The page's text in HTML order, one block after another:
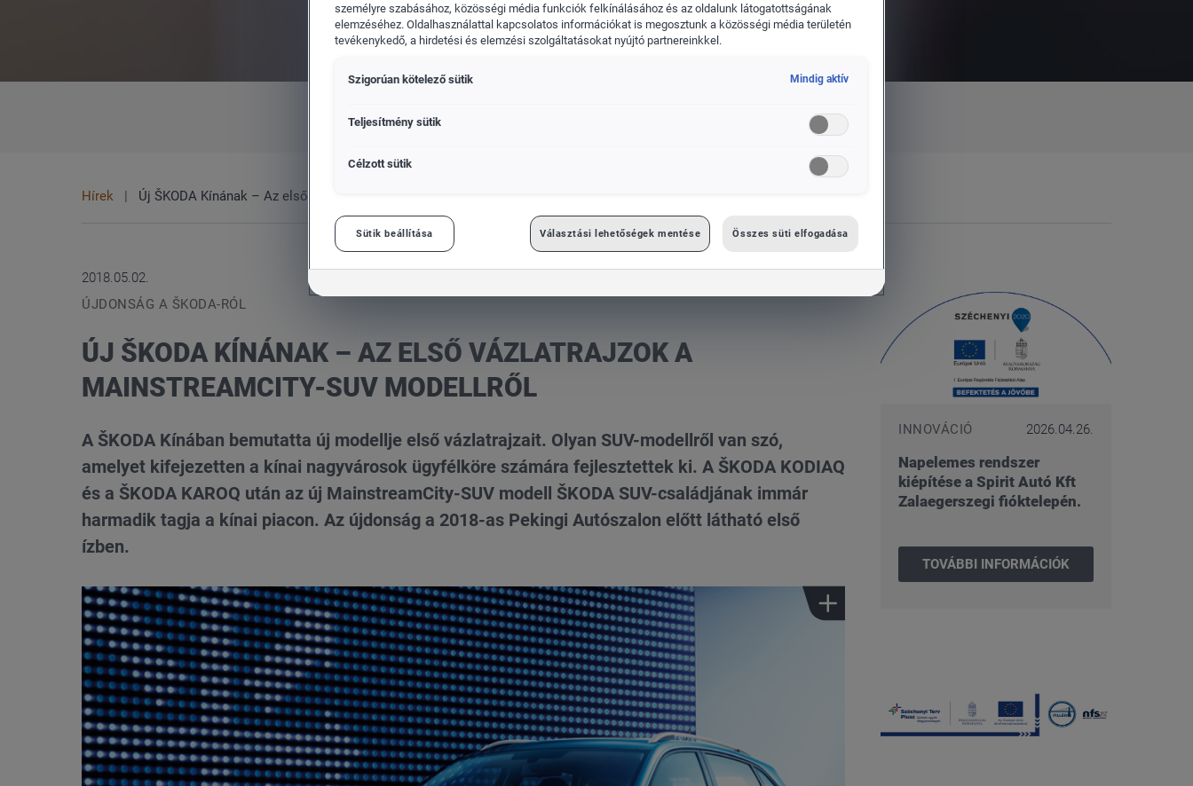
MÁRKA
Hírek Új ŠKODA Kínának – Az első vázlatrajzok a MainstreamCity-SUV modellről
2018.05.02.
ÚJDONSÁG A ŠKODA-RÓL
ÚJ ŠKODA KÍNÁNAK – AZ ELSŐ VÁZLATRAJZOK A
MAINSTREAMCITY-SUV MODELLRŐL
A ŠKODA Kínában bemutatta új modellje első vázlatrajzait. Olyan SUV-modellről van szó,
amelyet kifejezetten a kínai nagyvárosok ügyfélköre számára fejlesztettek ki. A ŠKODA KODIAQ
és a ŠKODA KAROQ után az új MainstreamCity-SUV modell ŠKODA SUV-családjának immár
harmadik tagja a kínai piacon. Az újdonság a 2018-as Pekingi Autószalon előtt látható első
ízben.
INNOVÁCIÓ 2026.04.26.
Napelemes rendszer
kiépítése a Spirit Autó Kft
Zalaegerszegi fióktelepén.
TOVÁBBI INFORMÁCIÓK
személyre szabásához, közösségi média funkciók felkínálásához és az oldalunk látogatottságának
elemzéséhez. Oldalhasználattal kapcsolatos információkat is megosztunk a közösségi média területén
tevékenykedő, a hirdetési és elemzési szolgáltatásokat nyújtó partnereinkkel.
Szigorúan kötelező sütik Mindig aktív
Teljesítmény sütik
Célzott sütik
Sütik beállítása Választási lehetőségek mentése Összes süti elfogadása